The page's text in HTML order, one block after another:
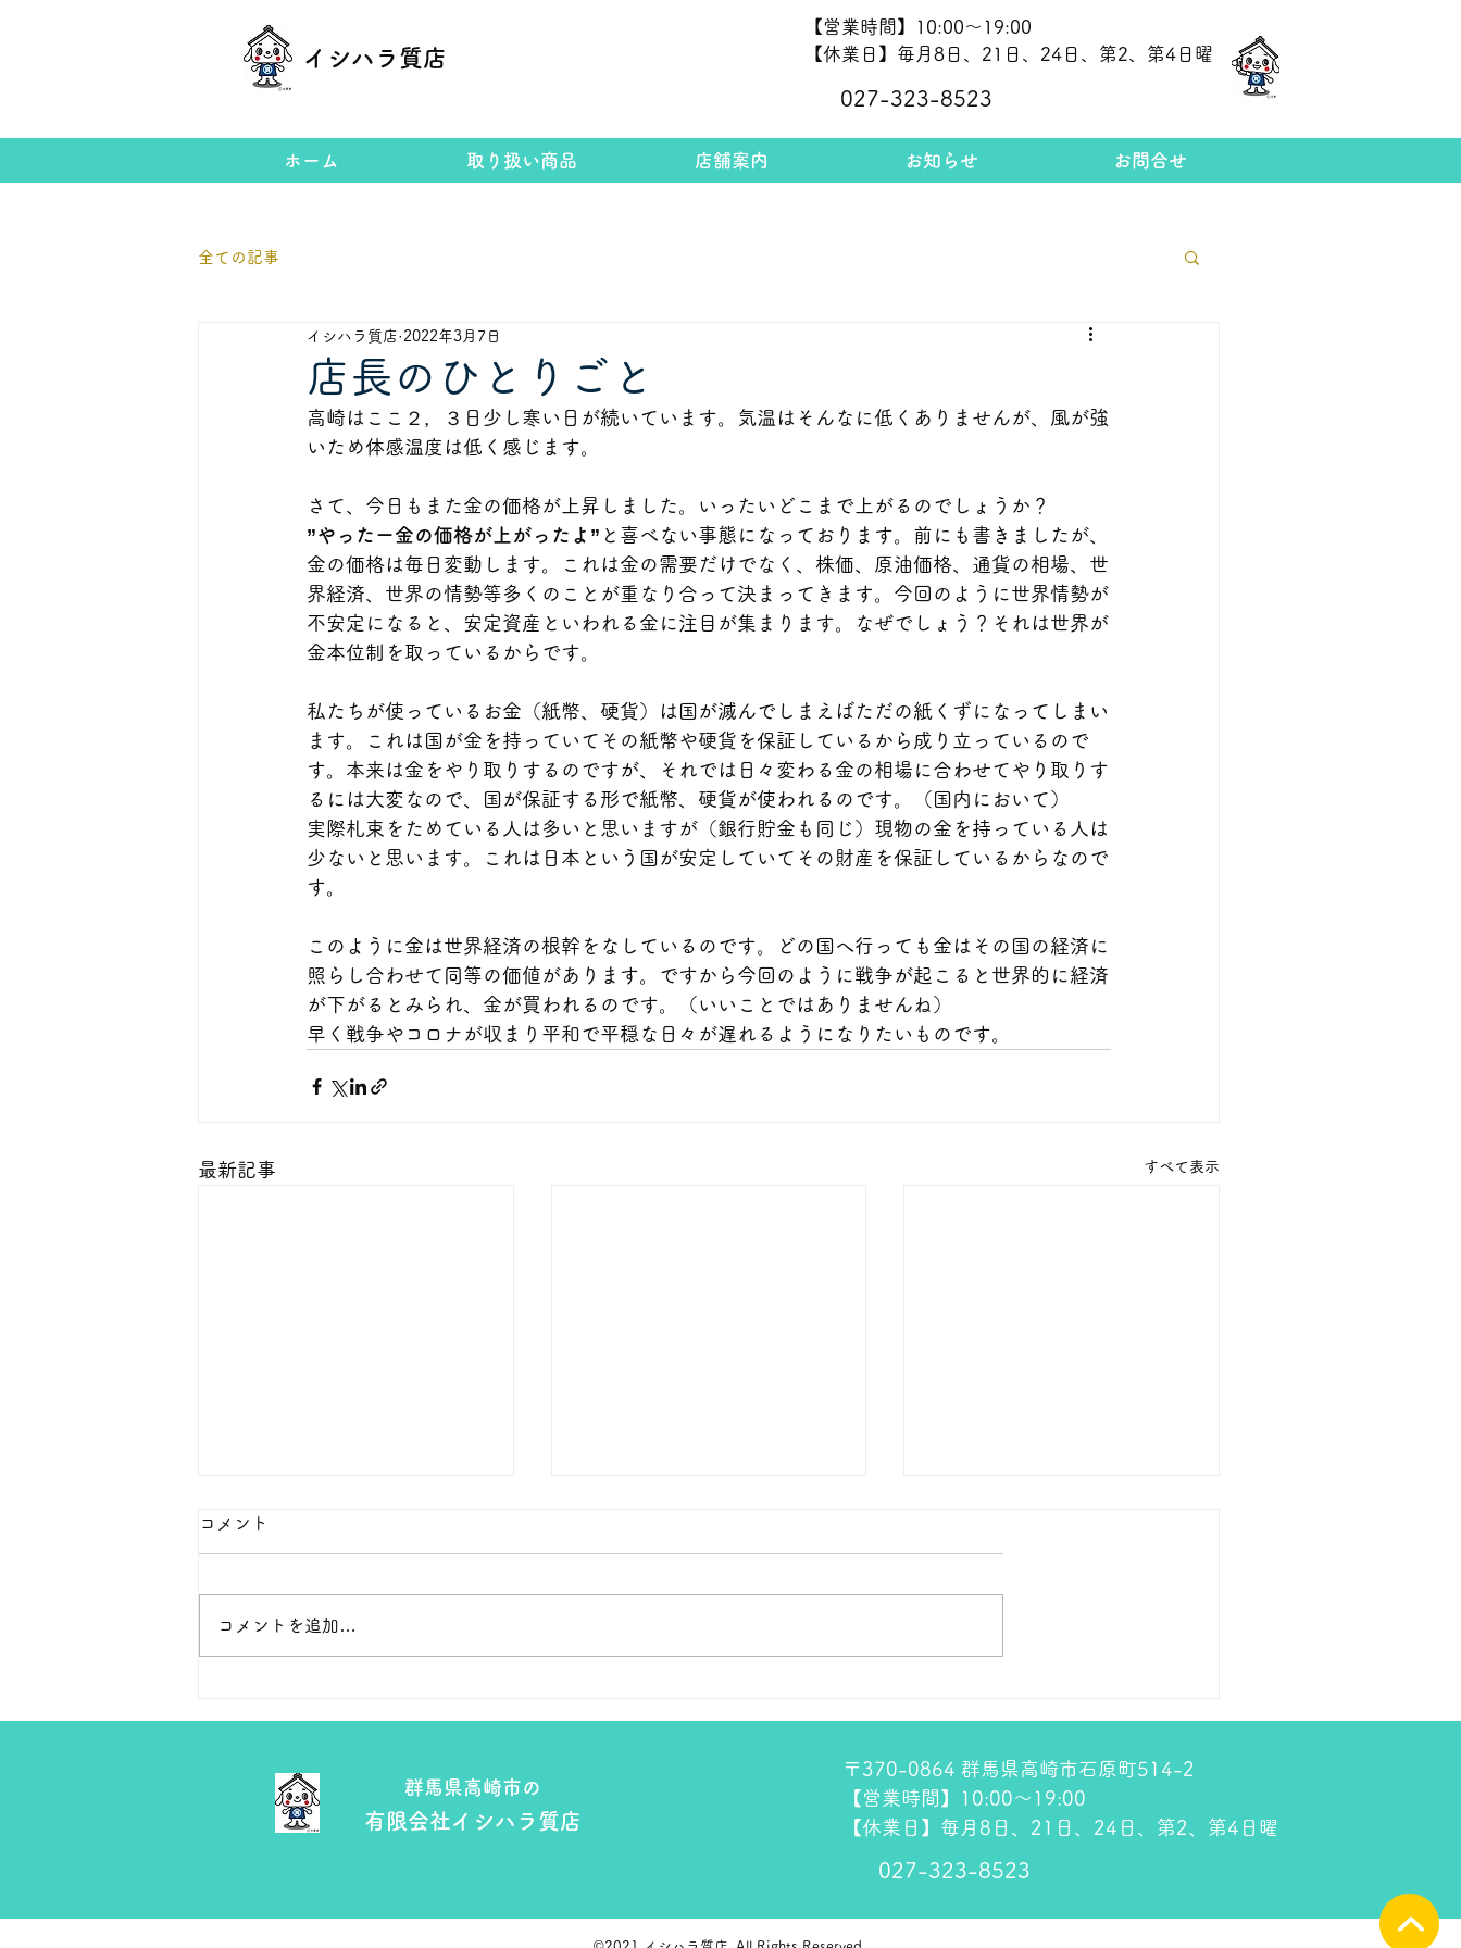
イシハラ質店
【営業時間】10:00～19:00
【休業日】毎月8日、21日、24日、第2、第4日曜
027-323-8523
ホーム 取り扱い商品 店舗案内 お知らせ お問合せ
全ての記事
店長のひとりごと
イシハラ質店 2022年3月7日
高崎はここ２，３日少し寒い日が続いています。気温はそんなに低くありませんが、風が強
いため体感温度は低く感じます。
さて、今日もまた金の価格が上昇しました。いったいどこまで上がるのでしょうか？
”やったー金の価格が上がったよ” と喜べない事態になっております。前にも書きましたが、
金の価格は毎日変動します。これは金の需要だけでなく、株価、原油価格、通貨の相場、世
界経済、世界の情勢等多くのことが重なり合って決まってきます。今回のように世界情勢が
不安定になると、安定資産といわれる金に注目が集まります。なぜでしょう？それは世界が
金本位制を取っているからです。
私たちが使っているお金（紙幣、硬貨）は国が滅んでしまえばただの紙くずになってしまい
ます。これは国が金を持っていてその紙幣や硬貨を保証しているから成り立っているので
す。本来は金をやり取りするのですが、それでは日々変わる金の相場に合わせてやり取りす
るには大変なので、国が保証する形で紙幣、硬貨が使われるのです。（国内において）
実際札束をためている人は多いと思いますが（銀行貯金も同じ）現物の金を持っている人は
少ないと思います。これは日本という国が安定していてその財産を保証しているからなので
す。
このように金は世界経済の根幹をなしているのです。どの国へ行っても金はその国の経済に
照らし合わせて同等の価値があります。ですから今回のように戦争が起こると世界的に経済
が下がるとみられ、金が買われるのです。（いいことではありませんね）
早く戦争やコロナが収まり平和で平穏な日々が遅れるようになりたいものです。
最新記事 すべて表示
本日の１８金 買取 預り価格
円で預かります。買い取ります。
次回のお休みは８月８日です。
円で預かります。買い取ります。
円で預かります。買い取ります。
コメント
コメントを追加…
群馬県高崎市の
有限会社イシハラ質店
〒370-0864 群馬県高崎市石原町514-2
【営業時間】10:00～19:00
【休業日】毎月8日、21日、24日、第2、第4日曜
027-323-8523